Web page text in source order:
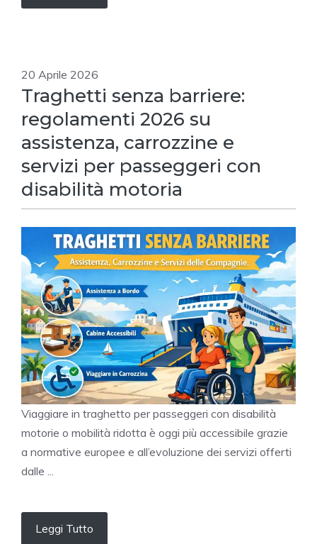
20 Aprile 2026
Traghetti senza barriere:
regolamenti 2026 su
assistenza, carrozzine e
servizi per passeggeri con
disabilità motoria
Viaggiare in traghetto per passeggeri con disabilità
motorie o mobilità ridotta è oggi più accessibile grazie
a normative europee e all’evoluzione dei servizi offerti
dalle ...
Leggi Tutto